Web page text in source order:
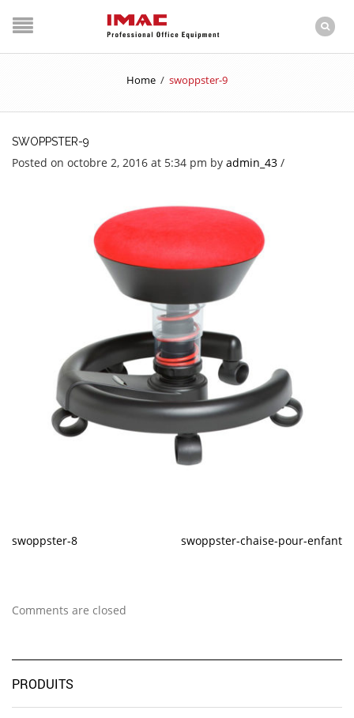
Home / swoppster-9
SWOPPSTER-9
Posted on octobre 2, 2016 at 5:34 pm by admin_43 /
swoppster-8 swoppster-chaise-pour-enfant
Comments are closed
PRODUITS